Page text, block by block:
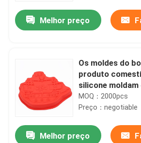
Melhor preço
Os moldes do
produto
silicone
pirata dado
MOQ：2000pcs
Preço：negotiable
Melhor preço